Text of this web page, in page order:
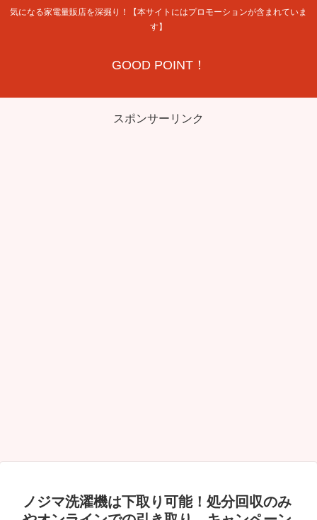
気になる家電量販店を深掘り！【本サイトにはプロモーションが含まれていま
す】
GOOD POINT！
スポンサーリンク
ノジマ洗濯機は下取り可能！処分回収のみ